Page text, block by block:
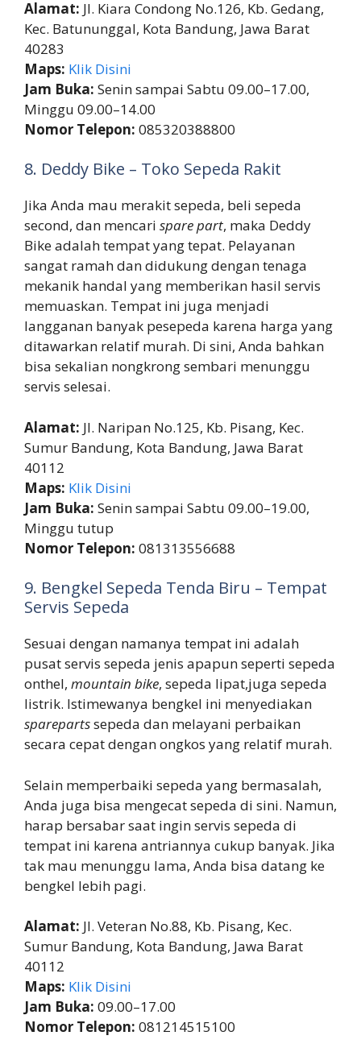
Alamat: Jl. Kiara Condong No.126, Kb. Gedang,
Kec. Batununggal, Kota Bandung, Jawa Barat
40283
Maps: Klik Disini
Jam Buka: Senin sampai Sabtu 09.00–17.00,
Minggu 09.00–14.00
Nomor Telepon: 085320388800
8. Deddy Bike – Toko Sepeda Rakit
Jika Anda mau merakit sepeda, beli sepeda
second, dan mencari spare part, maka Deddy
Bike adalah tempat yang tepat. Pelayanan
sangat ramah dan didukung dengan tenaga
mekanik handal yang memberikan hasil servis
memuaskan. Tempat ini juga menjadi
langganan banyak pesepeda karena harga yang
ditawarkan relatif murah. Di sini, Anda bahkan
bisa sekalian nongkrong sembari menunggu
servis selesai.
Alamat: Jl. Naripan No.125, Kb. Pisang, Kec.
Sumur Bandung, Kota Bandung, Jawa Barat
40112
Maps: Klik Disini
Jam Buka: Senin sampai Sabtu 09.00–19.00,
Minggu tutup
Nomor Telepon: 081313556688
9. Bengkel Sepeda Tenda Biru – Tempat
Servis Sepeda
Sesuai dengan namanya tempat ini adalah
pusat servis sepeda jenis apapun seperti sepeda
onthel, mountain bike, sepeda lipat,juga sepeda
listrik. Istimewanya bengkel ini menyediakan
sparepartssepeda dan melayani perbaikan
secara cepat dengan ongkos yang relatif murah.
Selain memperbaiki sepeda yang bermasalah,
Anda juga bisa mengecat sepeda di sini. Namun,
harap bersabar saat ingin servis sepeda di
tempat ini karena antriannya cukup banyak. Jika
tak mau menunggu lama, Anda bisa datang ke
bengkel lebih pagi.
Alamat: Jl. Veteran No.88, Kb. Pisang, Kec.
Sumur Bandung, Kota Bandung, Jawa Barat
40112
Maps: Klik Disini
Jam Buka: 09.00–17.00
Nomor Telepon: 081214515100